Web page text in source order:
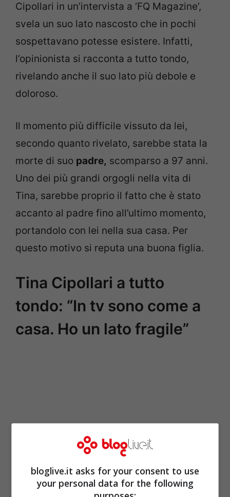
Cipollari in un’intervista a ‘FQ Magazine’,
svela un suo lato nascosto che in pochi
sospettavano potesse esistere. Infatti,
l’opinionista si racconta a tutto tondo,
rivelando anche il suo lato più debole e
doloroso.
Il momento più difficile vissuto da lei,
secondo quanto rivelato, sarebbe stata la
morte di suo padre, scomparso a 97 anni.
Uno dei più grandi orgogli nella vita di
Tina, sarebbe proprio il fatto che è stato
accanto al padre fino all’ultimo momento,
portandolo con lei nella sua casa. Per
questo motivo si reputa una buona figlia.
Tina Cipollari a tutto
tondo: “In tv sono come a
casa. Ho un lato fragile”
bloglive.it asks for your consent to use
your personal data for the following